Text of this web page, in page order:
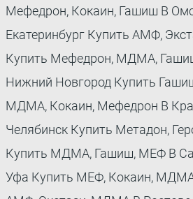
Мефедрон, Кокаин, Гашиш В
Екатеринбург Купить АМФ,
Купить Мефедрон, МДМА,
Нижний Новгород Купить
МДМА, Кокаин, Мефедрон В
Челябинск Купить Метадон,
Купить МДМА, Гашиш, МЕФ В
Уфа Купить МЕФ, Кокаин,